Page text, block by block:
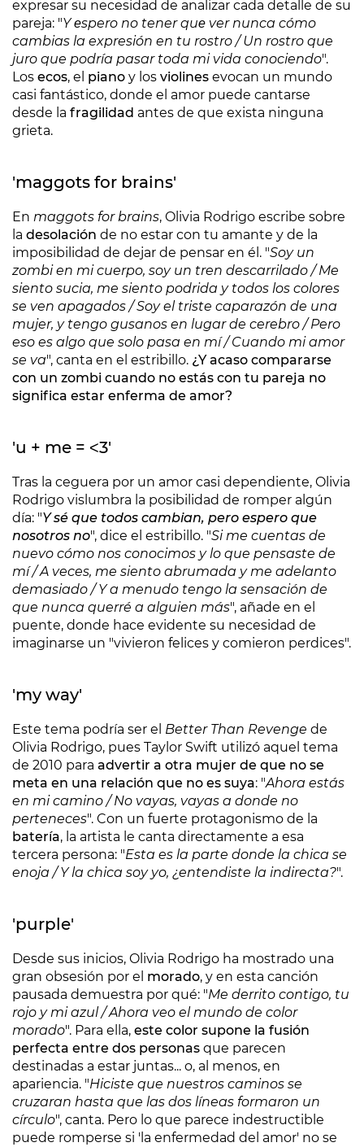
expresar su necesidad de analizar cada detalle de su
pareja: "Y еspero no tener quе ver nunca cómo
cambias la expresión en tu rostro / Un rostro que
juro que podría pasar toda mi vida conociendo".
Los ecos, el piano y los violines evocan un mundo
casi fantástico, donde el amor puede cantarse
desde la fragilidad antes de que exista ninguna
grieta.
'maggots for brains'
En maggots for brains, Olivia Rodrigo escribe sobre
la desolación de no estar con tu amante y de la
imposibilidad de dejar de pensar en él. "Soy un
zombi en mi cuerpo, soy un tren descarrilado / Me
siento sucia, me siento podrida y todos los colores
se ven apagados / Soy el triste caparazón de una
mujer, y tengo gusanos en lugar de cerebro / Pero
eso es algo que solo pasa en mí / Cuando mi amor
se va", canta en el estribillo. ¿Y acaso compararse
con un zombi cuando no estás con tu pareja no
significa estar enferma de amor?
'u + me = ˂3'
Tras la ceguera por un amor casi dependiente, Olivia
Rodrigo vislumbra la posibilidad de romper algún
día: "Y sé que todos cambian, pero espero que
nosotros no", dice el estribillo. "Si me cuentas de
nuevo cómo nos conocimos y lo que pensaste de
mí / A veces, me siento abrumada y me adelanto
demasiado / Y a menudo tengo la sensación de
que nunca querré a alguien más", añade en el
puente, donde hace evidente su necesidad de
imaginarse un "vivieron felices y comieron perdices".
'my way'
Este tema podría ser el Better Than Revenge de
Olivia Rodrigo, pues Taylor Swift utilizó aquel tema
de 2010 para advertir a otra mujer de que no se
meta en una relación que no es suya: "Ahora estás
en mi camino / No vayas, vayas a donde no
perteneces". Con un fuerte protagonismo de la
batería, la artista le canta directamente a esa
tercera persona: "Esta es la parte donde la chica se
enoja / Y la chica soy yo, ¿entendiste la indirecta?".
'purple'
Desde sus inicios, Olivia Rodrigo ha mostrado una
gran obsesión por el morado, y en esta canción
pausada demuestra por qué: "Me derrito contigo, tu
rojo y mi azul / Ahora veo el mundo de color
morado". Para ella, este color supone la fusión
perfecta entre dos personas que parecen
destinadas a estar juntas... o, al menos, en
apariencia. "Hiciste que nuestros caminos se
cruzaran hasta que las dos líneas formaron un
círculo", canta. Pero lo que parece indestructible
puede romperse si 'la enfermedad del amor' no se